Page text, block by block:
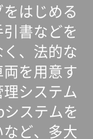
はじめる
書などを
、法的な
を用意す
システム
ステムを
ど、多大